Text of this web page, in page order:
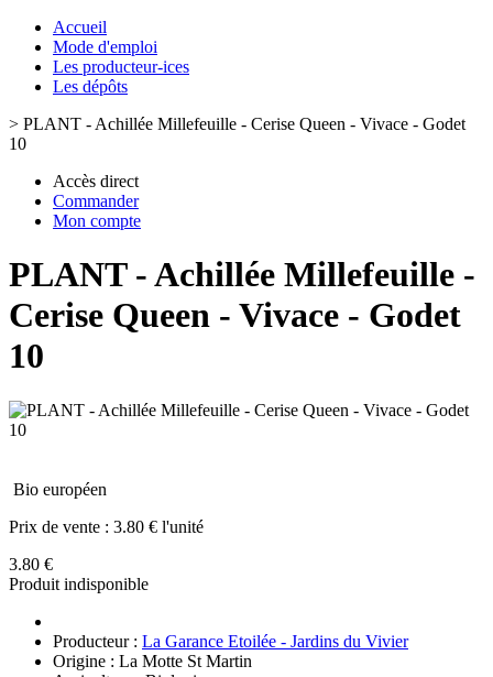
Accueil
Mode d'emploi
Les producteur-ices
Les dépôts
> PLANT - Achillée Millefeuille - Cerise Queen - Vivace - Godet
10
Accès direct
Commander
Mon compte
PLANT - Achillée Millefeuille -
Cerise Queen - Vivace - Godet
10
Bio européen
Prix de vente : 3.80 € l'unité
3.80 €
Produit indisponible
Producteur : La Garance Etoilée - Jardins du Vivier
Origine : La Motte St Martin